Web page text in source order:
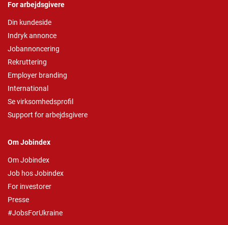
For arbejdsgivere
Din kundeside
Indryk annonce
Jobannoncering
Rekruttering
Employer branding
International
Se virksomhedsprofil
Support for arbejdsgivere
Om Jobindex
Om Jobindex
Job hos Jobindex
For investorer
Presse
#JobsForUkraine